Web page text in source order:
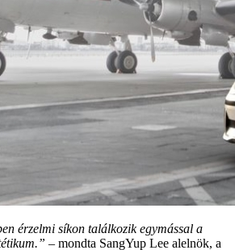
érzelmi síkon találkozik egymással a
– mondta SangYup Lee alelnök, a